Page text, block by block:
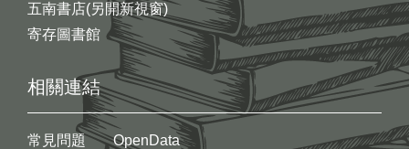
五南書店(另開新視窗)
寄存圖書館
相關連結
常見問題
OpenData